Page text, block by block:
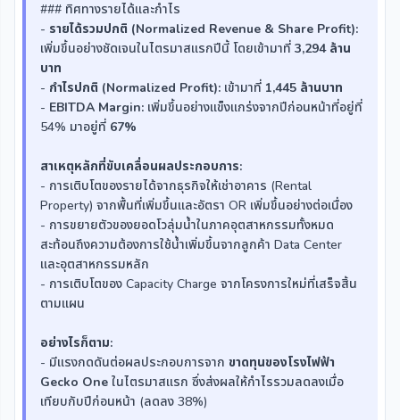
### ทิศทางรายได้และกำไร
- รายได้รวมปกติ (Normalized Revenue & Share Profit):
เพิ่มขึ้นอย่างชัดเจนในไตรมาสแรกปีนี้ โดยเข้ามาที่ 3,294 ล้าน
บาท
- กำไรปกติ (Normalized Profit): เข้ามาที่ 1,445 ล้านบาท
- EBITDA Margin: เพิ่มขึ้นอย่างแข็งแกร่งจากปีก่อนหน้าที่อยู่ที่
54% มาอยู่ที่ 67%
สาเหตุหลักที่ขับเคลื่อนผลประกอบการ:
- การเติบโตของรายได้จากธุรกิจให้เช่าอาคาร (Rental
Property) จากพื้นที่เพิ่มขึ้นและอัตรา OR เพิ่มขึ้นอย่างต่อเนื่อง
- การขยายตัวของยอดโวลุ่มน้ำในภาคอุตสาหกรรมทั้งหมด
สะท้อนถึงความต้องการใช้น้ำเพิ่มขึ้นจากลูกค้า Data Center
และอุตสาหกรรมหลัก
- การเติบโตของ Capacity Charge จากโครงการใหม่ที่เสร็จสิ้น
ตามแผน
อย่างไรก็ตาม:
- มีแรงกดดันต่อผลประกอบการจาก ขาดทุนของโรงไฟฟ้า
Gecko One ในไตรมาสแรก ซึ่งส่งผลให้กำไรรวมลดลงเมื่อ
เทียบกับปีก่อนหน้า (ลดลง 38%)